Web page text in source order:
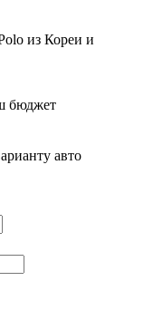
из Кореи и
бюджет
авто